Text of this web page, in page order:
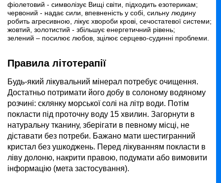
фіолетовий - символізує Вищі світи, підходить езотерикам;
червоний - надає сили, впевненість у собі, сильну людину
робить агресивною, лікує хвороби крові, сечостатевої системи;
жовтий, золотистий - збільшує енергетичний рівень;
зелений – посилює любов, зцілює серцево-судинні проблеми.
Правила літотерапії
Будь-який лікувальний мінерал потребує очищення.
Достатньо потримати його добу в солоному водяному
розчині: склянку морської солі на літр води. Потім
покласти під проточну воду 15 хвилин. Загорнути в
натуральну тканину, зберігати в певному місці, не
діставати без потреби. Бажано мати шестигранний
кристал без ушкоджень. Перед лікуванням покласти в
ліву долоню, накрити правою, подумати або вимовити
інформацію (мета застосування).